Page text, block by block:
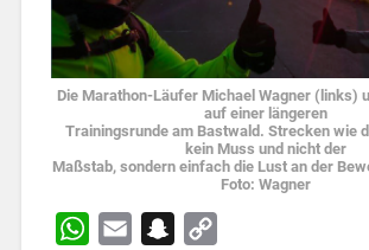
Die Marathon-Läufer Michael Wagner (links)
auf einer längeren
Trainingsrunde am Bastwald. Strecken wie
kein Muss und nicht der
Maßstab, sondern einfach die Lust an der
Foto: Wagner
WhatsApp
Email Snapchat